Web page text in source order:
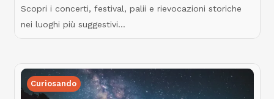
Scopri i concerti, festival, palii e rievocazioni storiche
nei luoghi più suggestivi…
Curiosando